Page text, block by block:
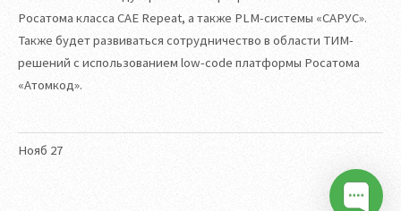
Нояб 27
Росатома класса САЕ Repeat, а также PLM-системы «САРУС».
Также будет развиваться сотрудничество в области ТИМ-
решений с использованием low-code платформы Росатома
«Атомкод».